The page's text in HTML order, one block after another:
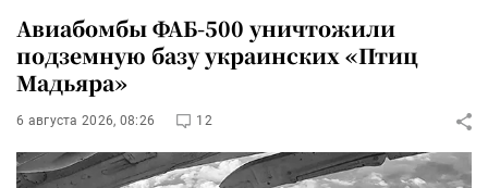
Авиабомбы ФАБ-500 уничтожили
подземную базу украинских «Птиц
Мадьяра»
6 августа 2026, 08:26 12